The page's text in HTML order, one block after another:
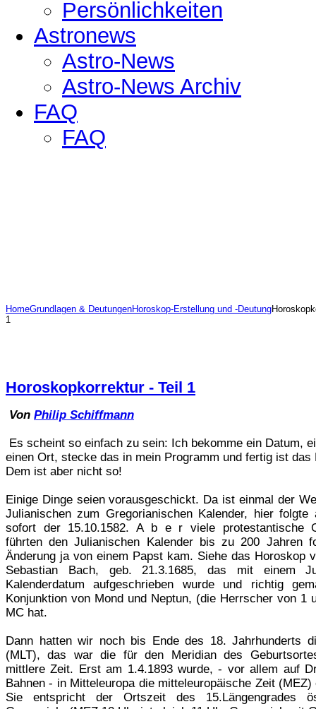
Persönlichkeiten
Astronews
Astro-News
Astro-News Archiv
FAQ
FAQ
HomeGrundlagen & DeutungenHoroskop-Erstellung und -Deutung
1
Horoskopkorrektur - Teil 1
Von Philip Schiffmann
Es scheint so einfach zu sein: Ich bekomme ein Datum,
einen Ort, stecke das in mein Programm und fertig ist das
Dem ist aber nicht so!
Einige Dinge seien vorausgeschickt. Da ist einmal der
Julianischen zum Gregorianischen Kalender, hier folgte
sofort der 15.10.1582. A b e r viele protestantische
führten den Julianischen Kalender bis zu 200 Jahren
Änderung ja von einem Papst kam. Siehe das Horoskop
Sebastian Bach, geb. 21.3.1685, das mit einem
Kalenderdatum aufgeschrieben wurde und richtig
Konjunktion von Mond und Neptun, (die Herrscher von 1
MC hat.
Dann hatten wir noch bis Ende des 18. Jahrhunderts
(MLT), das war die für den Meridian des
mittlere Zeit. Erst am 1.4.1893 wurde, - vor allem auf
Bahnen - in Mitteleuropa die mitteleuropäische Zeit (MEZ)
Sie entspricht der Ortszeit des 15.Längengrades